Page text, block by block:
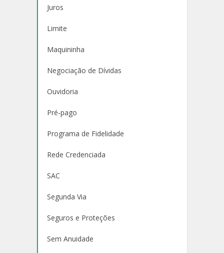
Juros
Limite
Maquininha
Negociação de Dívidas
Ouvidoria
Pré-pago
Programa de Fidelidade
Rede Credenciada
SAC
Segunda Via
Seguros e Proteções
Sem Anuidade